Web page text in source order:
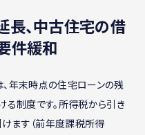
、中古住宅の借
件緩和
年末時点の住宅ローンの残
制度です。所得税から引き
ます（前年度課税所得